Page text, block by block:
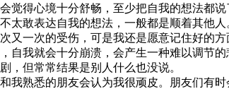
觉得心境十分舒畅，至少把自我的想法都
太敢表达自我的想法，一般都是顺着其他
又一次的受伤，可是我还是愿意记住好的
自我就会十分崩溃，会产生一种难以调节
，但常常结果是别人什么也没说。
熟悉的朋友会认为我很顽皮。朋友们有